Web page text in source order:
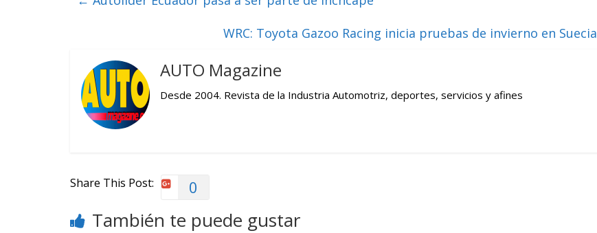
WRC: Toyota Gazoo Racing inicia pruebas de invierno en Suecia
AUTO Magazine
Desde 2004. Revista de la Industria Automotriz, deportes, servicios y afines
Share This Post: 0
También te puede gustar